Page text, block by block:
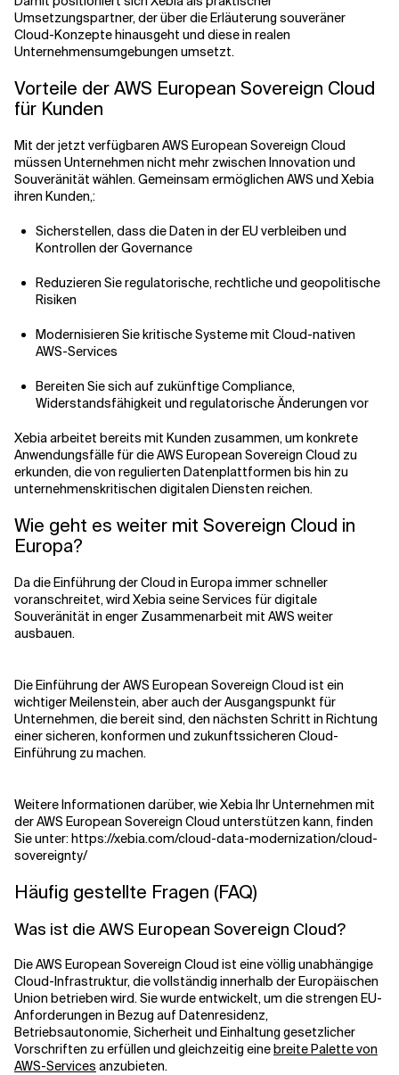
Umsetzungspartner, der über die Erläuterung souveräner
Cloud-Konzepte hinausgeht und diese in realen
Unternehmensumgebungen umsetzt.
Vorteile der AWS European Sovereign Cloud
für Kunden
Mit der jetzt verfügbaren AWS European Sovereign Cloud
müssen Unternehmen nicht mehr zwischen Innovation und
Souveränität wählen. Gemeinsam ermöglichen AWS und Xebia
ihren Kunden,:
Sicherstellen, dass die Daten in der EU verbleiben und
Kontrollen der Governance
Reduzieren Sie regulatorische, rechtliche und geopolitische
Risiken
Modernisieren Sie kritische Systeme mit Cloud-nativen
AWS-Services
Bereiten Sie sich auf zukünftige Compliance,
Widerstandsfähigkeit und regulatorische Änderungen vor
Xebia arbeitet bereits mit Kunden zusammen, um konkrete
Anwendungsfälle für die AWS European Sovereign Cloud zu
erkunden, die von regulierten Datenplattformen bis hin zu
unternehmenskritischen digitalen Diensten reichen.
Wie geht es weiter mit Sovereign Cloud in
Europa?
Da die Einführung der Cloud in Europa immer schneller
voranschreitet, wird Xebia seine Services für digitale
Souveränität in enger Zusammenarbeit mit AWS weiter
ausbauen.
Die Einführung der AWS European Sovereign Cloud ist ein
wichtiger Meilenstein, aber auch der Ausgangspunkt für
Unternehmen, die bereit sind, den nächsten Schritt in Richtung
einer sicheren, konformen und zukunftssicheren Cloud-
Einführung zu machen.
Weitere Informationen darüber, wie Xebia Ihr Unternehmen mit
der AWS European Sovereign Cloud unterstützen kann, finden
Sie unter: https://xebia.com/cloud-data-modernization/cloud-
sovereignty/
Häufig gestellte Fragen (FAQ)
Was ist die AWS European Sovereign Cloud?
Die AWS European Sovereign Cloud ist eine völlig unabhängige
Cloud-Infrastruktur, die vollständig innerhalb der Europäischen
Union betrieben wird. Sie wurde entwickelt, um die strengen EU-
Anforderungen in Bezug auf Datenresidenz,
Betriebsautonomie, Sicherheit und Einhaltung gesetzlicher
Vorschriften zu erfüllen und gleichzeitig einebreite Palette von
AWS-Services anzubieten.